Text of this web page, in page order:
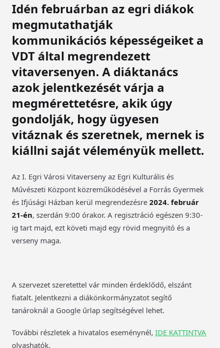
Idén februárban az egri diákok
megmutathatják
kommunikációs képességeiket a
VDT által megrendezett
vitaversenyen. A diáktanács
azok jelentkezését várja a
megmérettetésre, akik úgy
gondolják, hogy ügyesen
vitáznak és szeretnek, mernek is
kiállni saját véleményük mellett.
Az I. Egri Városi Vitaverseny az Egri Kulturális és
Művészeti Központ közreműködésével a Forrás Gyermek
és Ifjúsági Házban kerül megrendezésre 2024. február
21-én, szerdán 9:00 órakor. A regisztráció egészen 9:30-
ig tart majd, ezt követi majd egy rövid megnyitó és a
verseny maga.
A szervezet szeretettel vár minden érdeklődő, elszánt
fiatalt. Jelentkezni a diákönkormányzatot segítő
tanároknál a Google űrlap segítségével lehet.
További részletek a hivatalos eseménynél, IDE KATTINTVA
olvashatók.